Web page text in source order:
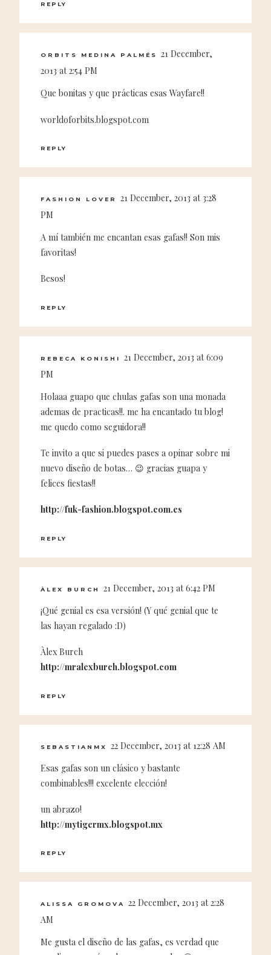
REPLY
ORBITS MEDINA PALMÉS
21 December,
2013 at 2:54 PM
Que bonitas y que prácticas esas Wayfare!!
worldoforbits.blogspot.com
REPLY
FASHION LOVER
21 December, 2013 at 3:28
PM
A mí también me encantan esas gafas!! Son mis
favoritas!
Besos!
REPLY
REBECA KONISHI
21 December, 2013 at 6:09
PM
Holaaa guapo que chulas gafas son una monada
ademas de practicas!!. me ha encantado tu blog!
me quedo como seguidora!!
Te invito a que si puedes pases a opinar sobre mi
nuevo diseño de botas… 😉 gracias guapa y
felices fiestas!!
http://fuk-fashion.blogspot.com.es
REPLY
ÀLEX BURCH
21 December, 2013 at 6:42 PM
¡Qué genial es esa versión! (Y qué genial que te
las hayan regalado :D)
Àlex Burch
http://mralexburch.blogspot.com
REPLY
SEBASTIANMX
22 December, 2013 at 12:28 AM
Esas gafas son un clásico y bastante
combinables!!! excelente elección!
un abrazo!
http://mytigermx.blogspot.mx
REPLY
ALISSA GROMOVA
22 December, 2013 at 2:28
AM
Me gusta el diseño de las gafas, es verdad que